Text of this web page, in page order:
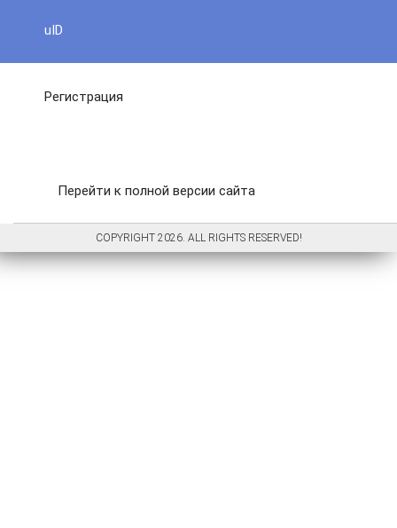
uID
Регистрация
Перейти к полной версии сайта
COPYRIGHT 2026. ALL RIGHTS RESERVED!